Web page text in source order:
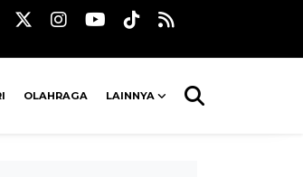
OLAHRAGA LAINNYA